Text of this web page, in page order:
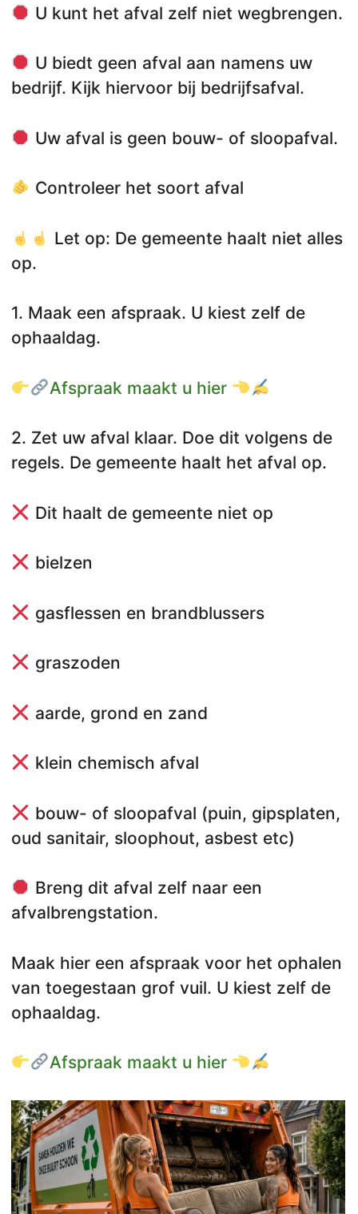
U kunt het afval zelf niet wegbrengen.
U biedt geen afval aan namens uw
bedrijf. Kijk hiervoor bij bedrijfsafval.
Uw afval is geen bouw- of sloopafval.
Controleer het soort afval
Let op: De gemeente haalt niet alles
op.
1. Maak een afspraak. U kiest zelf de
ophaaldag.
Afspraak maakt u hier
2. Zet uw afval klaar. Doe dit volgens de
regels. De gemeente haalt het afval op.
Dit haalt de gemeente niet op
bielzen
gasflessen en brandblussers
graszoden
aarde, grond en zand
klein chemisch afval
bouw- of sloopafval (puin, gipsplaten,
oud sanitair, sloophout, asbest etc)
Breng dit afval zelf naar een
afvalbrengstation.
Maak hier een afspraak voor het ophalen
van toegestaan grof vuil. U kiest zelf de
ophaaldag.
Afspraak maakt u hier